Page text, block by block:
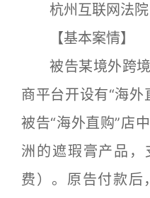
杭州互联网法院
【基本案情】
被告某境外跨境
商平台开设有“海外
被告“海外直购”店
洲的遮瑕膏产品
费）。原告付款后